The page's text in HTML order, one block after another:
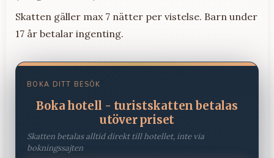
Skatten gäller max 7 nätter per vistelse. Barn under
17 år betalar ingenting.
BOKA DITT BESÖK
Boka hotell - turistskatten betalas
utöver priset
Skatten betalas alltid direkt till hotellet, inte via
bokningssajten